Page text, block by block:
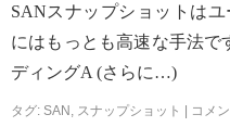
SANスナップショットは
にはもっとも高速な手法
ディングA (さらに…)
タグ: SAN , スナップショット コメ